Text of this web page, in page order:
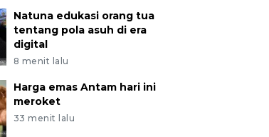
Natuna edukasi orang tua
tentang pola asuh di era
digital
8 menit lalu
Harga emas Antam hari ini
meroket
33 menit lalu